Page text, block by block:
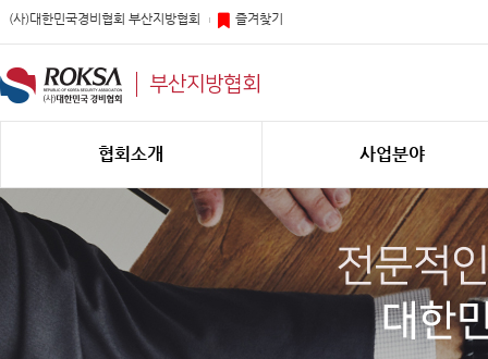
(사)대한민국경비협회 부산지방협회 즐겨찾기
부산지방협회
협회소개 사업분야